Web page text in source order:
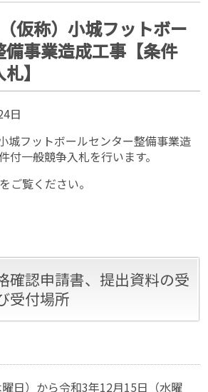
仮称）小城フットボー
備事業造成工事【条件
】
日
城フットボールセンター整備事業造
付一般競争入札を行います。
ご覧ください。
確認申請書、提出資料の受
受付場所
日）から令和3年12月15日（水曜